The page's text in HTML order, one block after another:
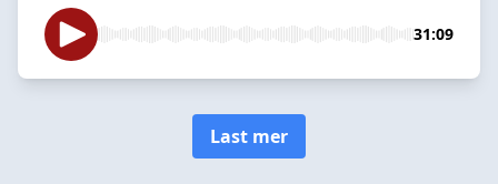
31:09
Last mer